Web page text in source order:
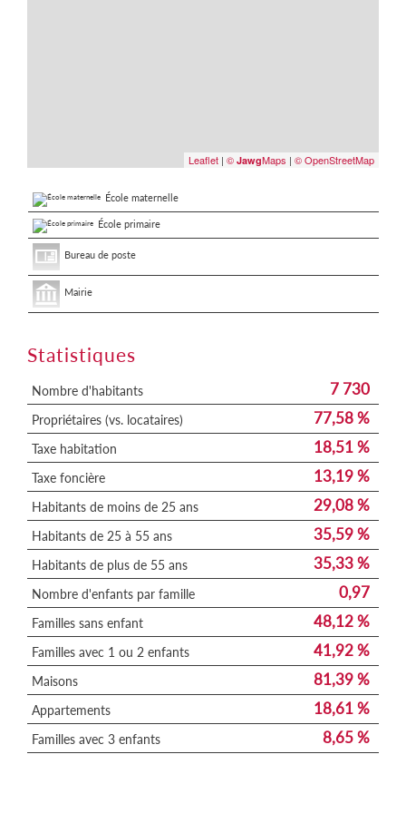
Leaflet | © JawgMaps | © OpenStreetMap
École maternelle
École primaire
Bureau de poste
Mairie
Statistiques
Nombre d'habitants 7 730
Propriétaires (vs. locataires) 77,58 %
Taxe habitation 18,51 %
Taxe foncière 13,19 %
Habitants de moins de 25 ans 29,08 %
Habitants de 25 à 55 ans 35,59 %
Habitants de plus de 55 ans 35,33 %
Nombre d'enfants par famille 0,97
Familles sans enfant 48,12 %
Familles avec 1 ou 2 enfants 41,92 %
Maisons 81,39 %
Appartements 18,61 %
Familles avec 3 enfants 8,65 %